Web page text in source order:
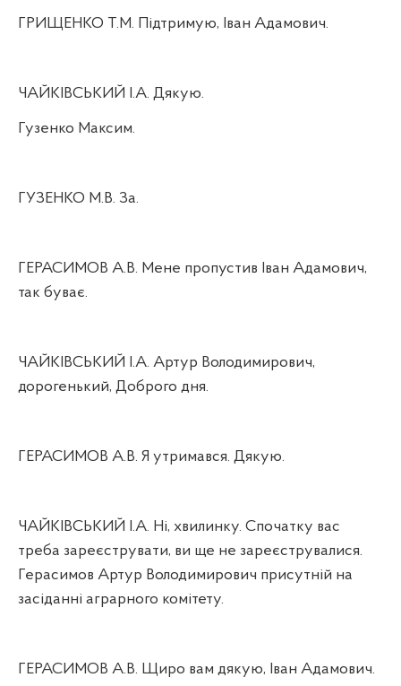
ГРИЩЕНКО Т.М. Підтримую, Іван Адамович.
ЧАЙКІВСЬКИЙ І.А. Дякую.
Гузенко Максим.
ГУЗЕНКО М.В. За.
ГЕРАСИМОВ А.В. Мене пропустив Іван Адамович,
так буває.
ЧАЙКІВСЬКИЙ І.А. Артур Володимирович,
дорогенький, Доброго дня.
ГЕРАСИМОВ А.В. Я утримався. Дякую.
ЧАЙКІВСЬКИЙ І.А. Ні, хвилинку. Спочатку вас
треба зареєструвати, ви ще не зареєструвалися.
Герасимов Артур Володимирович присутній на
засіданні аграрного комітету.
ГЕРАСИМОВ А.В. Щиро вам дякую, Іван Адамович.